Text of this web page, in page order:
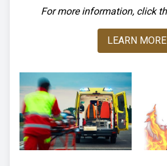
For more information, click
LEARN MORE